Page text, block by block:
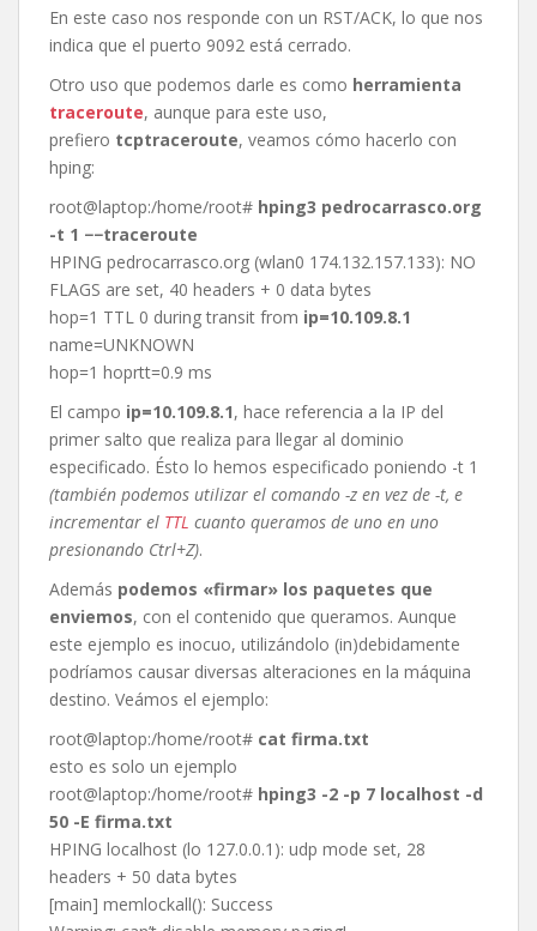
En este caso nos responde con un RST/ACK, lo que nos
indica que el puerto 9092 está cerrado.
Otro uso que podemos darle es como herramienta
traceroute, aunque para este uso,
prefiero tcptraceroute, veamos cómo hacerlo con
hping:
root@laptop:/home/root# hping3 pedrocarrasco.org
-t 1 −−traceroute
HPING pedrocarrasco.org (wlan0 174.132.157.133): NO
FLAGS are set, 40 headers + 0 data bytes
hop=1 TTL 0 during transit from ip=10.109.8.1
name=UNKNOWN
hop=1 hoprtt=0.9 ms
El campo ip=10.109.8.1, hace referencia a la IP del
primer salto que realiza para llegar al dominio
especificado. Ésto lo hemos especificado poniendo -t 1
(también podemos utilizar el comando -z en vez de -t, e
incrementar el TTL cuanto queramos de uno en uno
presionando Ctrl+Z).
Además podemos «firmar» los paquetes que
enviemos, con el contenido que queramos. Aunque
este ejemplo es inocuo, utilizándolo (in)debidamente
podríamos causar diversas alteraciones en la máquina
destino. Veámos el ejemplo:
root@laptop:/home/root# cat firma.txt
esto es solo un ejemplo
root@laptop:/home/root# hping3 -2 -p 7 localhost -d
50 -E firma.txt
HPING localhost (lo 127.0.0.1): udp mode set, 28
headers + 50 data bytes
[main] memlockall(): Success